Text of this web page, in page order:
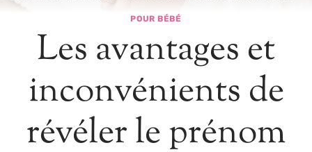
POUR BÉBÉ
Les avantages et
inconvénients de
révéler le prénom